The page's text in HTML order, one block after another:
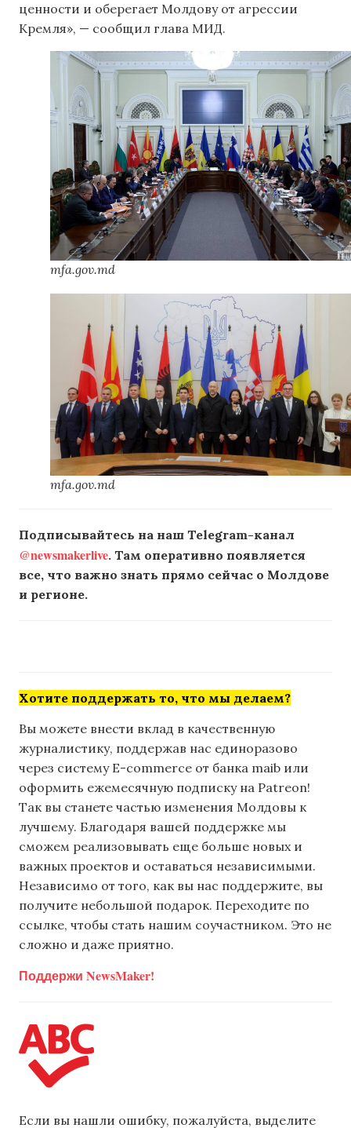
ценности и оберегает Молдову от агрессии
Кремля», — сообщил глава МИД.
mfa.gov.md
mfa.gov.md
Подписывайтесь на наш Telegram-канал
@newsmakerlive. Там оперативно появляется
все, что важно знать прямо сейчас о Молдове
и регионе.
Хотите поддержать то, что мы делаем?
Вы можете внести вклад в качественную
журналистику, поддержав нас единоразово
через систему E-commerce от банка maib или
оформить ежемесячную подписку на Patreon!
Так вы станете частью изменения Молдовы к
лучшему. Благодаря вашей поддержке мы
сможем реализовывать еще больше новых и
важных проектов и оставаться независимыми.
Независимо от того, как вы нас поддержите, вы
получите небольшой подарок. Переходите по
ссылке, чтобы стать нашим соучастником. Это не
сложно и даже приятно.
Поддержи NewsMaker!
Если вы нашли ошибку, пожалуйста, выделите